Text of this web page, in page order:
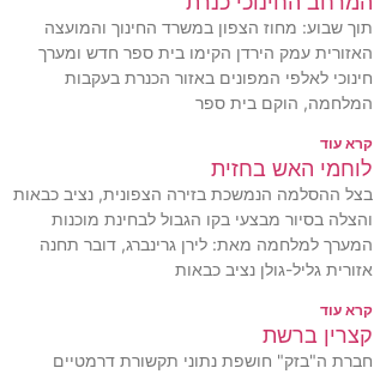
תוך שבוע: מחוז הצפון במשרד החינוך והמועצה
האזורית עמק הירדן הקימו בית ספר חדש ומערך
חינוכי לאלפי המפונים באזור הכנרת בעקבות
המלחמה, הוקם בית ספר
קרא עוד
לוחמי האש בחזית
בצל ההסלמה הנמשכת בזירה הצפונית, נציב כבאות
והצלה בסיור מבצעי בקו הגבול לבחינת מוכנות
המערך למלחמה מאת: לירן גרינברג, דובר תחנה
אזורית גליל-גולן נציב כבאות
קרא עוד
קצרין ברשת
חברת ה"בזק" חושפת נתוני תקשורת דרמטיים